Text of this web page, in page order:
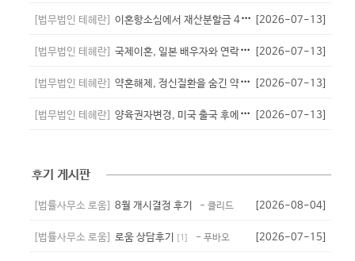
[법무법인 테헤란] 이혼항소심에서 재산분할금 4,200만 원을 인정받은 사례 [2026-07-13]
[법무법인 테헤란] 국제이혼, 일본 배우자와 연락두절 후 국외송달로 이혼 인용된 사례 [2026-07-13]
[법무법인 테헤란] 약혼해제, 정신질환을 숨긴 약혼자의 귀책사유를 입증해 위자료를 인정받은 ... [2026-07-13]
[법무법인 테헤란] 양육권자변경, 미국 출국 후에도 자녀의 복리를 인정받아 양육자 변경 성공... [2026-07-13]
후기 게시판
[법률사무소 로움] 8월 개시결정 후기 - 클리드 [2026-08-04]
[법률사무소 로움] 로움 상담후기 [1 ] - 푸바오 [2026-07-15]